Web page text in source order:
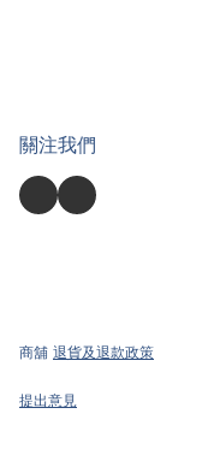
關注我們
商舖 退貨及退款政策
提出意見